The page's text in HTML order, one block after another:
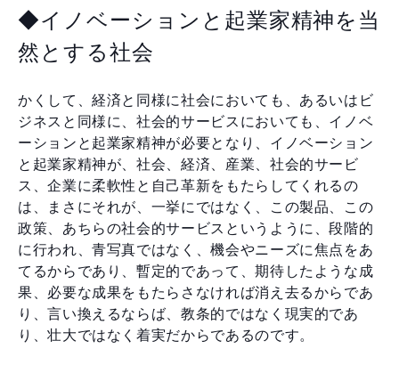
◆イノベーションと起業家精神を当
然とする社会
かくして、経済と同様に社会においても、あるいはビ
ジネスと同様に、社会的サービスにおいても、イノベ
ーションと起業家精神が必要となり、イノベーション
と起業家精神が、社会、経済、産業、社会的サービ
ス、企業に柔軟性と自己革新をもたらしてくれるの
は、まさにそれが、一挙にではなく、この製品、この
政策、あちらの社会的サービスというように、段階的
に行われ、青写真ではなく、機会やニーズに焦点をあ
てるからであり、暫定的であって、期待したような成
果、必要な成果をもたらさなければ消え去るからであ
り、言い換えるならば、教条的ではなく現実的であ
り、壮大ではなく着実だからであるのです。